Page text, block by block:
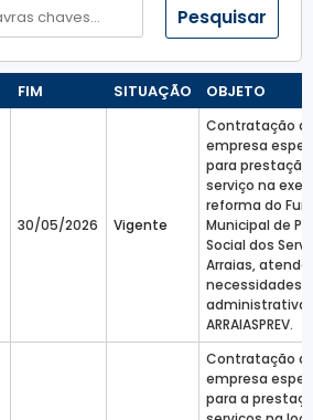
Pesquisar
FIM SITUAÇÃO OBJETO
30/05/2026 Vigente
Contratação
empresa
para
serviço na
reforma do
Municipal de
Social dos
Arraias,
necessidades
administrativa
ARRAIASPREV.
Contratação
empresa
para a